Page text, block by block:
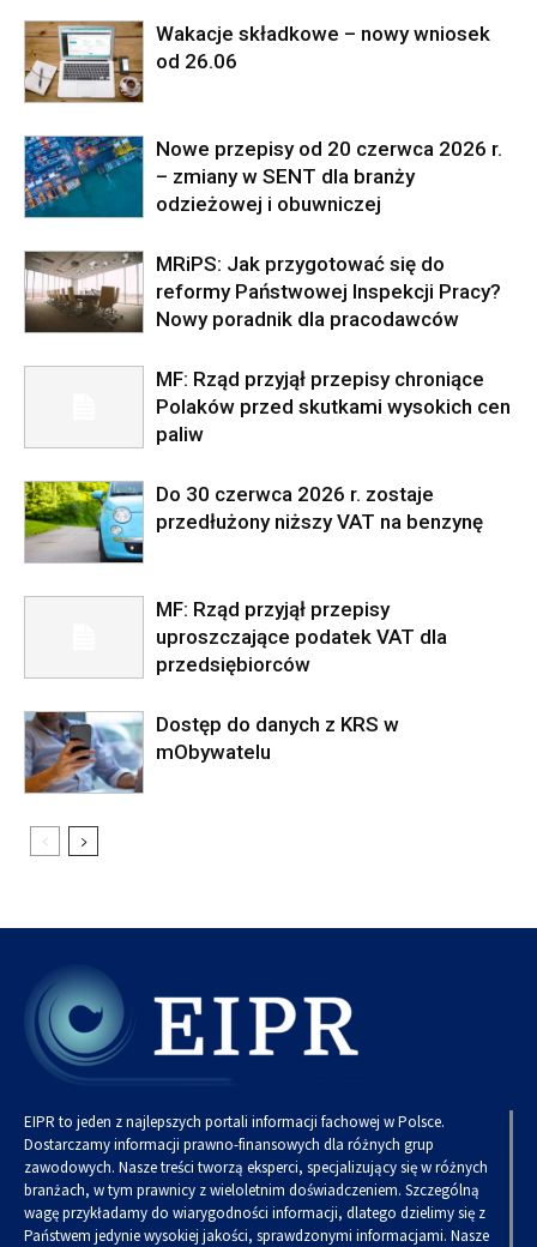
Wakacje składkowe – nowy wniosek
od 26.06
Nowe przepisy od 20 czerwca 2026 r.
– zmiany w SENT dla branży
odzieżowej i obuwniczej
MRiPS: Jak przygotować się do
reformy Państwowej Inspekcji Pracy?
Nowy poradnik dla pracodawców
MF: Rząd przyjął przepisy chroniące
Polaków przed skutkami wysokich cen
paliw
Do 30 czerwca 2026 r. zostaje
przedłużony niższy VAT na benzynę
MF: Rząd przyjął przepisy
uproszczające podatek VAT dla
przedsiębiorców
Dostęp do danych z KRS w
mObywatelu
EIPR to jeden z najlepszych portali informacji fachowej w Polsce.
Dostarczamy informacji prawno-finansowych dla różnych grup
zawodowych. Nasze treści tworzą eksperci, specjalizujący się w różnych
branżach, w tym prawnicy z wieloletnim doświadczeniem. Szczególną
wagę przykładamy do wiarygodności informacji, dlatego dzielimy się z
Państwem jedynie wysokiej jakości, sprawdzonymi informacjami. Nasze